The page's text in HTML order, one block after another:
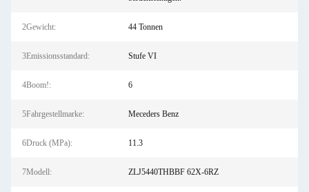
2Gewicht: 44 Tonnen
3Emissionsstandard: Stufe VI
4Boom!: 6
5Fahrgestellmarke: Meceders Benz
6Druck (MPa): 11.3
7Modell: ZLJ5440THBBF 62X-6RZ